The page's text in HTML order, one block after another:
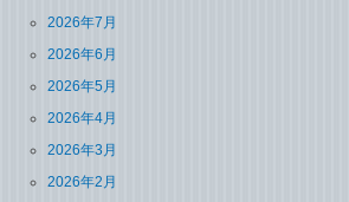
2026年7月
2026年6月
2026年5月
2026年4月
2026年3月
2026年2月